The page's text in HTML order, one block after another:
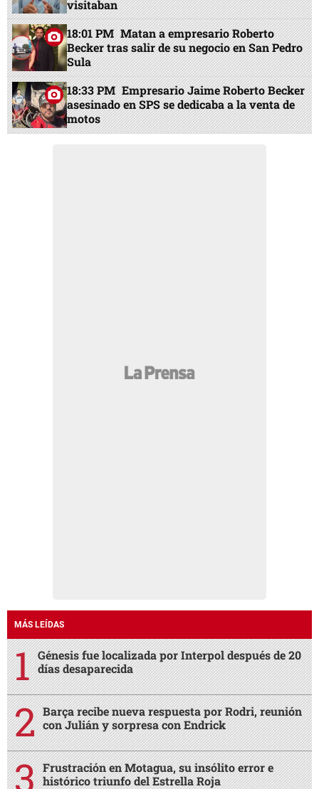
visitaban
18:01 PM Matan a empresario Roberto
Becker tras salir de su negocio en San Pedro
Sula
18:33 PM Empresario Jaime Roberto Becker
asesinado en SPS se dedicaba a la venta de
motos
MÁS LEÍDAS
Génesis fue localizada por Interpol después de 20
días desaparecida
Barça recibe nueva respuesta por Rodri, reunión
con Julián y sorpresa con Endrick
Frustración en Motagua, su insólito error e
histórico triunfo del Estrella Roja